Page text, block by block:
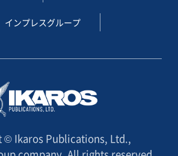
インプレスグループ
© Ikaros Publications, Ltd.,